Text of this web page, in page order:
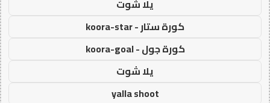
يلا شوت
كورة ستار - koora-star
كورة جول - koora-goal
يلا شوت
yalla shoot